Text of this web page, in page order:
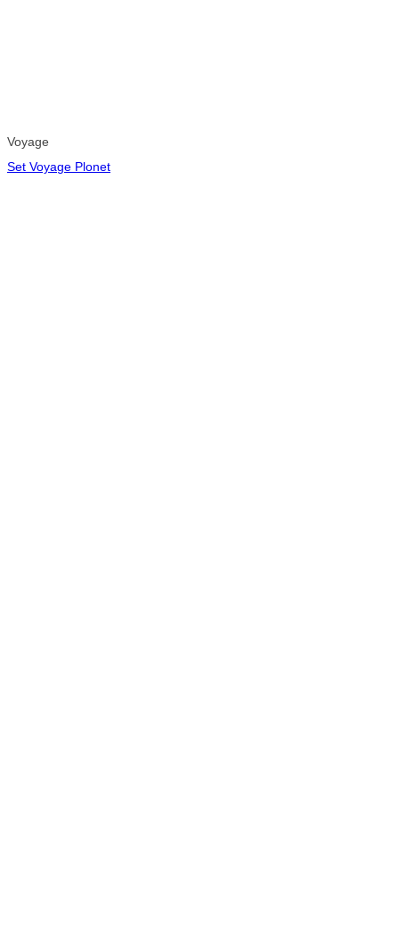
Voyage
Set Voyage Plonet